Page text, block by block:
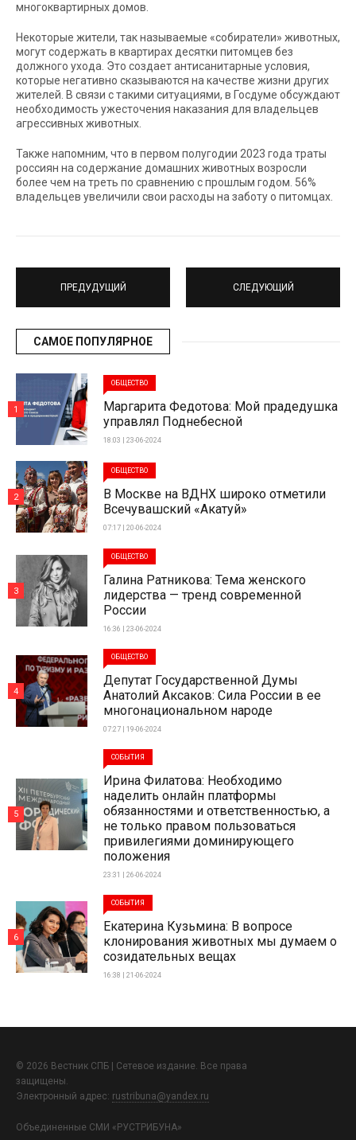
многоквартирных домов.
Некоторые жители, так называемые «собиратели» животных,
могут содержать в квартирах десятки питомцев без
должного ухода. Это создает антисанитарные условия,
которые негативно сказываются на качестве жизни других
жителей. В связи с такими ситуациями, в Госдуме обсуждают
необходимость ужесточения наказания для владельцев
агрессивных животных.
Также напомним, что в первом полугодии 2023 года траты
россиян на содержание домашних животных возросли
более чем на треть по сравнению с прошлым годом. 56%
владельцев увеличили свои расходы на заботу о питомцах.
ПРЕДУДУЩИЙ СЛЕДУЮЩИЙ
САМОЕ ПОПУЛЯРНОЕ
ОБЩЕСТВО
Маргарита Федотова: Мой прадедушка
управлял Поднебесной
18:03 | 23-06-2024
1
ОБЩЕСТВО
В Москве на ВДНХ широко отметили
Всечувашский «Акатуй»
07:17 | 20-06-2024
2
ОБЩЕСТВО
Галина Ратникова: Тема женского
лидерства — тренд современной
России
16:36 | 23-06-2024
3
ОБЩЕСТВО
Депутат Государственной Думы
Анатолий Аксаков: Сила России в ее
многонациональном народе
07:27 | 19-06-2024
4
СОБЫТИЯ
Ирина Филатова: Необходимо
наделить онлайн платформы
обязанностями и ответственностью, а
не только правом пользоваться
привилегиями доминирующего
положения
23:31 | 26-06-2024
5
СОБЫТИЯ
Екатерина Кузьмина: В вопросе
клонирования животных мы думаем о
созидательных вещах
16:38 | 21-06-2024
6
© 2026 Вестник СПБ | Сетевое издание. Все права
защищены.
Электронный адрес: rustribuna@yandex.ru
Объединенные СМИ «РУСТРИБУНА»